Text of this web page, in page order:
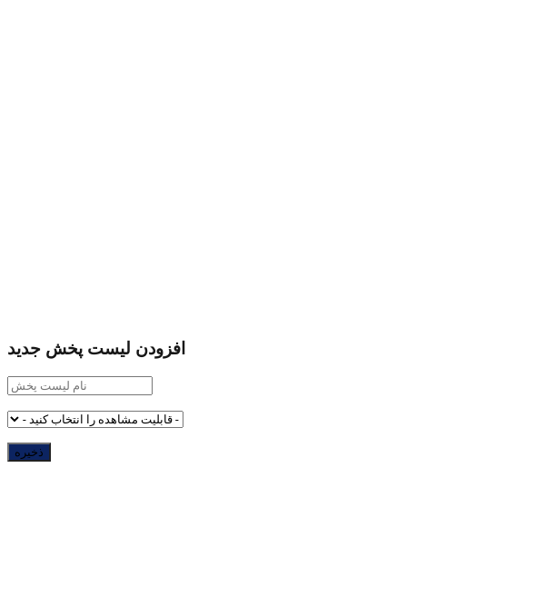
افزودن لیست پخش جدید